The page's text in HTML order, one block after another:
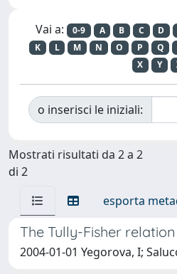
Vai a: 0-9 A B C D
K
L M N O P Q
X
Y
o inserisci le iniziali:
Mostrati risultati da 2 a 2
di 2
esporta
The Tully-Fisher
2004-01-01 Yegorova, I;